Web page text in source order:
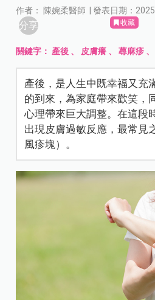
作者： 陳婉柔醫師 | 發表日期：
分享 收藏
關鍵字： 產後 、 皮膚癢 、蕁麻疹
產後，是人生中既幸福又充
的到來，為家庭帶來歡笑，
心理帶來巨大調整。在這段
出現皮膚過敏反應，最常見
風疹塊）。